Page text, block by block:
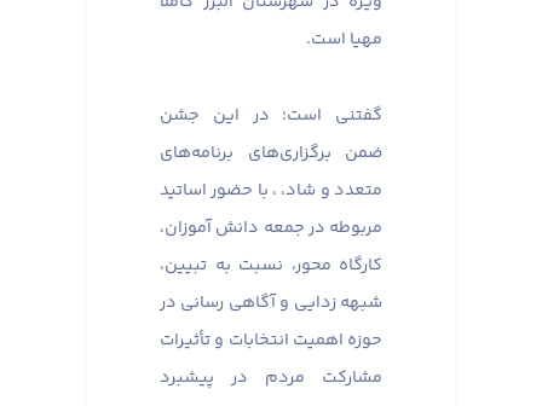
مهیا است.
گفتنی است؛ در این جشن
ضمن برگزاری‌های برنامه‌های
متعدد و شاد، ، با حضور اساتید
مربوطه در جمعه دانش آموزان،
کارگاه محور، نسبت به تبیین،
شبهه زدایی و آگاهی رسانی در
حوزه اهمیت انتخابات و تأثیرات
مشارکت مردم در پیشبرد